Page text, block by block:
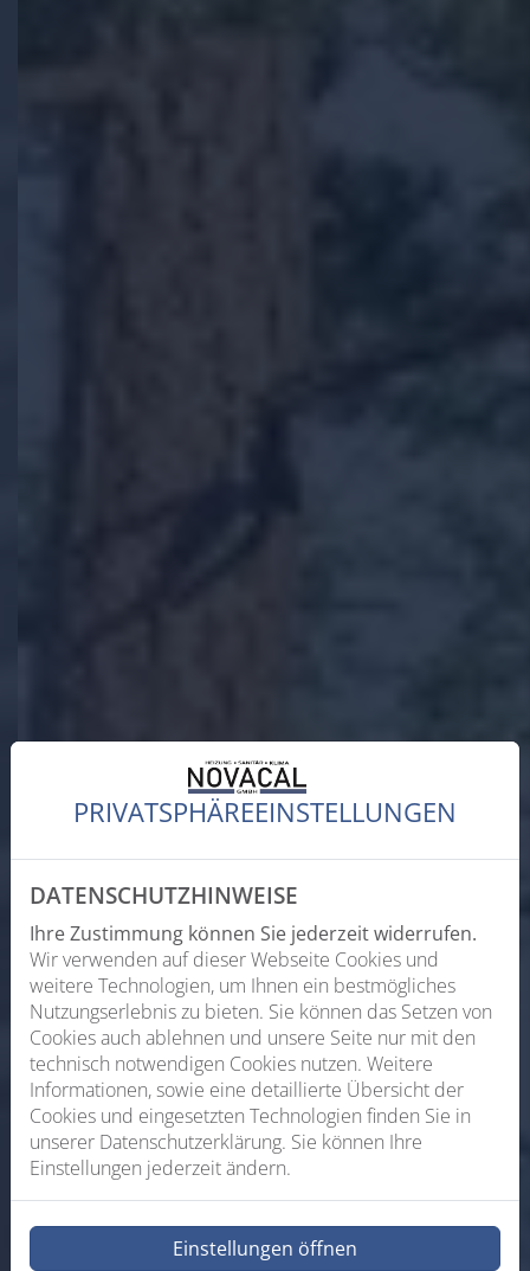
PRIVATSPHÄRE­EINSTELLUNGEN
DATENSCHUTZHINWEISE
Ihre Zustimmung können Sie jederzeit widerrufen.
Wir verwenden auf dieser Webseite Cookies und
weitere Technologien, um Ihnen ein bestmögliches
Nutzungserlebnis zu bieten. Sie können das Setzen von
Cookies auch ablehnen und unsere Seite nur mit den
technisch notwendigen Cookies nutzen. Weitere
Informationen, sowie eine detaillierte Übersicht der
Cookies und eingesetzten Technologien finden Sie in
unserer Datenschutzerklärung. Sie können Ihre
Einstellungen jederzeit ändern.
Einstellungen öffnen